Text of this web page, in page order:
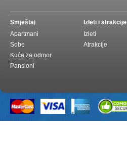
Smještaj
Apartmani
Sobe
Kuća za odmor
Pansioni
Izleti i atrakcije
Izleti
Atrakcije